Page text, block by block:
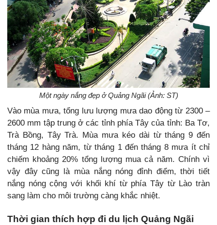
Một ngày nắng đẹp ở Quảng Ngãi (Ảnh: ST)
Vào mùa mưa, tổng lưu lượng mưa dao động từ 2300 –
2600 mm tập trung ở các tỉnh phía Tây của tỉnh: Ba Tơ,
Trà Bồng, Tây Trà. Mùa mưa kéo dài từ tháng 9 đến
tháng 12 hàng năm, từ tháng 1 đến tháng 8 mưa ít chỉ
chiếm khoảng 20% tổng lượng mua cả năm. Chính vì
vậy đây cũng là mùa nắng nóng đỉnh điểm, thời tiết
nắng nóng cộng với khối khí từ phía Tây từ Lào tràn
sang làm cho môi trường càng khắc nhiệt.
Thời gian thích hợp đi du lịch Quảng Ngãi